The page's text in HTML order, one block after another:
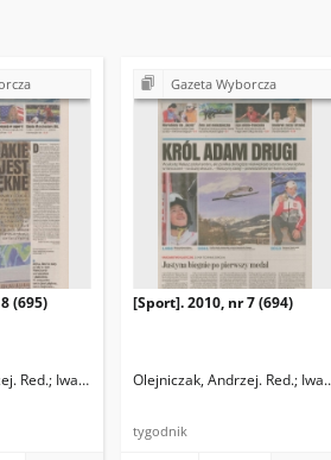
(695)
Red. Iwańczyk, Przemysław. Red.
Gazeta Wyborcza
[Sport]. 2010, nr 7 (694)
Olejniczak, Andrzej. Red.
tygodnik